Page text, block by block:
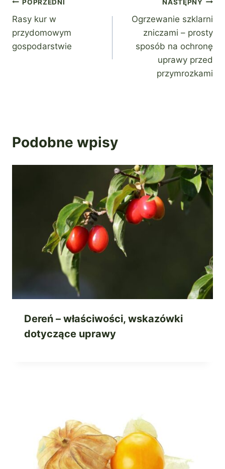
Nawigacja
wpisu
POPRZEDNI
Rasy kur w
przydomowym
gospodarstwie
NASTĘPNY
Ogrzewanie szklarni
zniczami – prosty
sposób na ochronę
uprawy przed
przymrozkami
Podobne wpisy
Dereń – właściwości, wskazówki
dotyczące uprawy